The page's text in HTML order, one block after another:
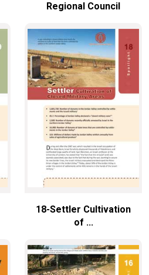
Regional Council
18-Settler Cultivation
of ...